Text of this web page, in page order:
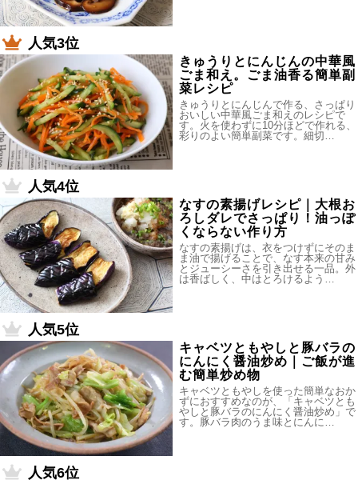
人気3位
きゅうりとにんじんの中華風
ごま和え。ごま油香る簡単副
菜レシピ
きゅうりとにんじんで作る、さっぱり
おいしい中華風ごま和えのレシピで
す。火を使わずに10分ほどで作れる、
彩りのよい簡単副菜です。細切…
人気4位
なすの素揚げレシピ｜大根お
ろしダレでさっぱり！油っぽ
くならない作り方
なすの素揚げは、衣をつけずにそのま
ま油で揚げることで、なす本来の甘み
とジューシーさを引き出せる一品。外
は香ばしく、中はとろけるよう…
人気5位
キャベツともやしと豚バラの
にんにく醤油炒め｜ご飯が進
む簡単炒め物
キャベツともやしを使った簡単なおか
ずにおすすめなのが、「キャベツとも
やしと豚バラのにんにく醤油炒め」で
す。豚バラ肉のうま味とにんに…
人気6位